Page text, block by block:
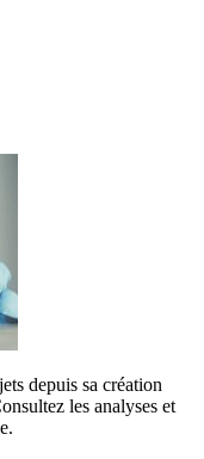
depuis sa création
les analyses et